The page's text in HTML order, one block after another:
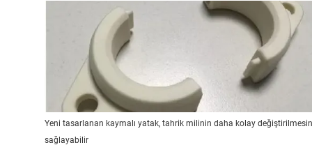
Yeni tasarlanan kaymalı yatak, tahrik milinin daha kolay
sağlayabilir